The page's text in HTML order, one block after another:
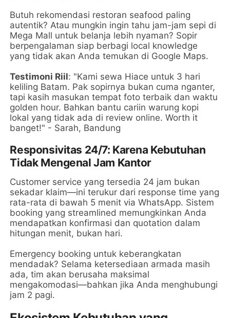
Butuh rekomendasi restoran seafood paling
autentik? Atau mungkin ingin tahu jam-jam sepi di
Mega Mall untuk belanja lebih nyaman? Sopir
berpengalaman siap berbagi local knowledge
yang tidak akan Anda temukan di Google Maps.
Testimoni Riil: "Kami sewa Hiace untuk 3 hari
keliling Batam. Pak sopirnya bukan cuma nganter,
tapi kasih masukan tempat foto terbaik dan waktu
golden hour. Bahkan bantu cariin warung kopi
lokal yang tidak ada di review online. Worth it
banget!" - Sarah, Bandung
Responsivitas 24/7: Karena Kebutuhan
Tidak Mengenal Jam Kantor
Customer service yang tersedia 24 jam bukan
sekadar klaim—ini terukur dari response time yang
rata-rata di bawah 5 menit via WhatsApp. Sistem
booking yang streamlined memungkinkan Anda
mendapatkan konfirmasi dan quotation dalam
hitungan menit, bukan hari.
Emergency booking untuk keberangkatan
mendadak? Selama ketersediaan armada masih
ada, tim akan berusaha maksimal
mengakomodasi—bahkan jika Anda menghubungi
jam 2 pagi.